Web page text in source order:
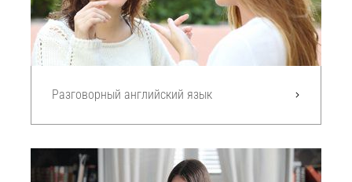
Разговорный английский язык